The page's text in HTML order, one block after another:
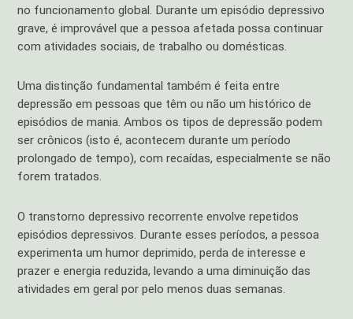
no funcionamento global. Durante um episódio depressivo
grave, é improvável que a pessoa afetada possa continuar
com atividades sociais, de trabalho ou domésticas.
Uma distinção fundamental também é feita entre
depressão em pessoas que têm ou não um histórico de
episódios de mania. Ambos os tipos de depressão podem
ser crônicos (isto é, acontecem durante um período
prolongado de tempo), com recaídas, especialmente se não
forem tratados.
O transtorno depressivo recorrente envolve repetidos
episódios depressivos. Durante esses períodos, a pessoa
experimenta um humor deprimido, perda de interesse e
prazer e energia reduzida, levando a uma diminuição das
atividades em geral por pelo menos duas semanas.